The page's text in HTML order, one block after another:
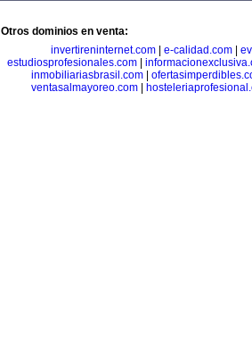
Otros dominios en venta:
invertireninternet.com| e-calidad.com|
estudiosprofesionales.com|
inmobiliariasbrasil.com
ventasalmayoreo.com